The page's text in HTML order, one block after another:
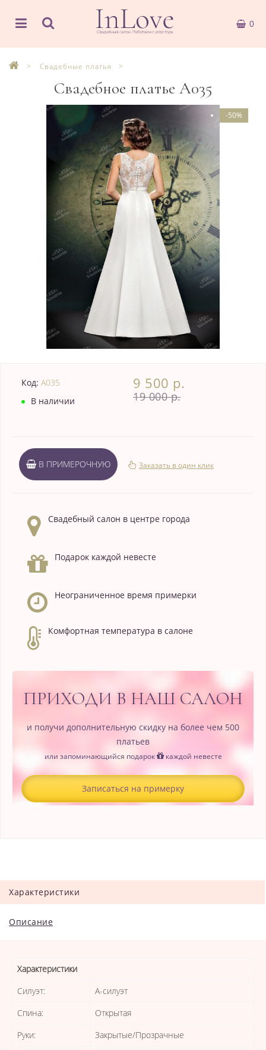
0
Свадебные платья
Свадебное платье А035
-50%
Код: A035
В наличии
9 500 р.
19 000 р.
В ПРИМЕРОЧНУЮ Заказать в один клик
Свадебный салон в центре города
Подарок каждой невесте
Неограниченное время примерки
Комфортная температура в салоне
ПРИХОДИ В НАШ САЛОН
и получи дополнительную скидку на более чем 500
платьев
или запоминающийся подарок каждой невесте
Записаться на примерку
Характеристики
Описание
Характеристики
Силуэт:
А-силуэт
Спина:
Открытая
Руки:
Закрытые/Прозрачные